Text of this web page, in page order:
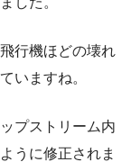
行機ほどの壊れ
いますね。
プストリーム内
うに修正されま